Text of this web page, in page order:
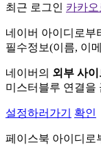
최근 로그인 카카
네이버 아이디로부
필수정보(이름, 이
네이버의 외부 사이
미스터블루 연결을
설정하러가기 확인
페이스북 아이디로